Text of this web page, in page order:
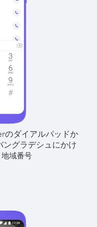
のダイアルパッドか
ングラデシュにかけ
地域番号